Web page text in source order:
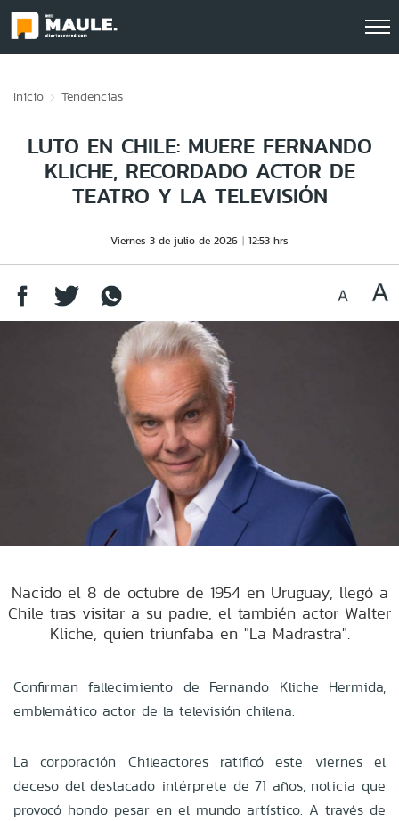
Inicio Tendencias
LUTO EN CHILE: MUERE FERNANDO
KLICHE, RECORDADO ACTOR DE
TEATRO Y LA TELEVISIÓN
Viernes 3 de julio de 2026 12:53 hrs
Nacido el 8 de octubre de 1954 en Uruguay, llegó a
Chile tras visitar a su padre, el también actor Walter
Kliche, quien triunfaba en "La Madrastra".
Confirman fallecimiento de Fernando Kliche Hermida,
emblemático actor de la televisión chilena.
La corporación Chileactores ratificó este viernes el
deceso del destacado intérprete de 71 años, noticia que
provocó hondo pesar en el mundo artístico. A través de